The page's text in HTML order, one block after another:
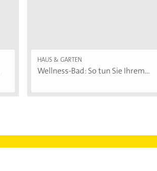
HAUS & GARTEN
Wellness-Bad: So tun Sie Ihrem...